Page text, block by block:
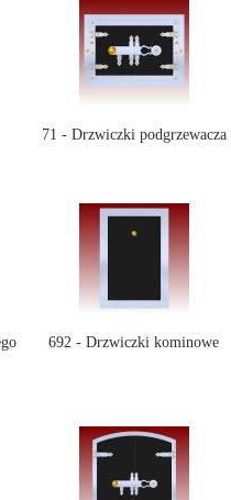
71 - Drzwiczki podgrzewacza
692 - Drzwiczki kominowe